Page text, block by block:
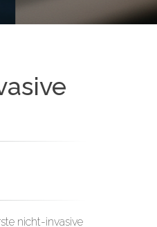
nicht-invasive